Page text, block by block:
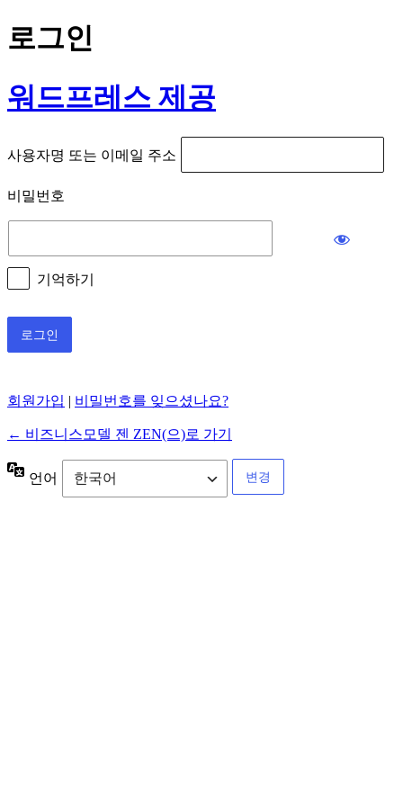
로그인
워드프레스 제공
사용자명 또는 이메일 주소
비밀번호
기억하기
회원가입 | 비밀번호를 잊으셨나요?
← 비즈니스모델 젠 ZEN(으)로 가기
언어